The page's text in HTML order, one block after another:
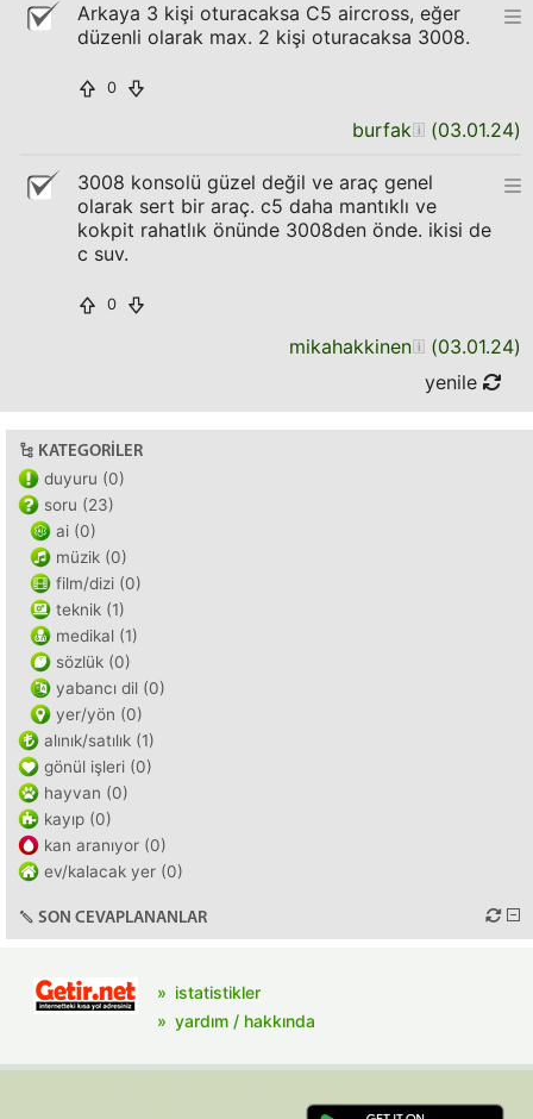
Arkaya 3 kişi oturacaksa C5 aircross, eğer
düzenli olarak max. 2 kişi oturacaksa 3008.
0
burfak (03.01.24)
3008 konsolü güzel değil ve araç genel
olarak sert bir araç. c5 daha mantıklı ve
kokpit rahatlık önünde 3008den önde. ikisi de
c suv.
0
mikahakkinen (03.01.24)
yenile
KATEGORILER
duyuru (0)
soru (23)
ai (0)
müzik (0)
film/dizi (0)
teknik (1)
medikal (1)
sözlük (0)
yabancı dil (0)
yer/yön (0)
alınık/satılık (1)
gönül işleri (0)
hayvan (0)
kayıp (0)
kan aranıyor (0)
ev/kalacak yer (0)
SON CEVAPLANANLAR
istatistikler
yardım / hakkında